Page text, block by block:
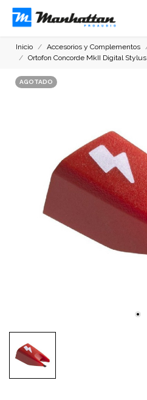
Inicio Accesorios y Complementos
Ortofon Concorde MkII Digital Stylus
AGOTADO